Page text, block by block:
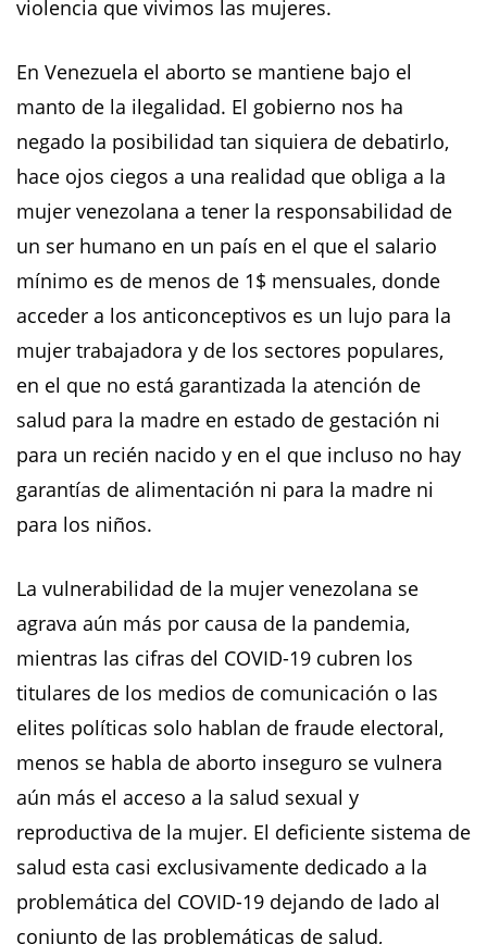
violencia que vivimos las mujeres.
En Venezuela el aborto se mantiene bajo el
manto de la ilegalidad. El gobierno nos ha
negado la posibilidad tan siquiera de debatirlo,
hace ojos ciegos a una realidad que obliga a la
mujer venezolana a tener la responsabilidad de
un ser humano en un país en el que el salario
mínimo es de menos de 1$ mensuales, donde
acceder a los anticonceptivos es un lujo para la
mujer trabajadora y de los sectores populares,
en el que no está garantizada la atención de
salud para la madre en estado de gestación ni
para un recién nacido y en el que incluso no hay
garantías de alimentación ni para la madre ni
para los niños.
La vulnerabilidad de la mujer venezolana se
agrava aún más por causa de la pandemia,
mientras las cifras del COVID-19 cubren los
titulares de los medios de comunicación o las
elites políticas solo hablan de fraude electoral,
menos se habla de aborto inseguro se vulnera
aún más el acceso a la salud sexual y
reproductiva de la mujer. El deficiente sistema de
salud esta casi exclusivamente dedicado a la
problemática del COVID-19 dejando de lado al
conjunto de las problemáticas de salud,